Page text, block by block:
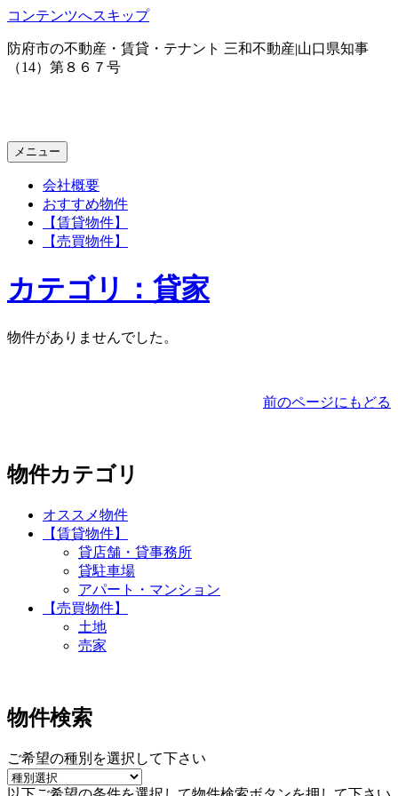
コンテンツへスキップ
三和不動産｜防府市賃貸、テナント、土地活用
防府市の不動産・賃貸・テナント 三和不動産|山口県知事
（14）第８６７号
メニュー
会社概要
おすすめ物件
【賃貸物件】
【売買物件】
カテゴリ：貸家
物件がありませんでした。
前のページにもどる
物件カテゴリ
オススメ物件
【賃貸物件】
貸店舗・貸事務所
貸駐車場
アパート・マンション
【売買物件】
土地
売家
物件検索
ご希望の種別を選択して下さい